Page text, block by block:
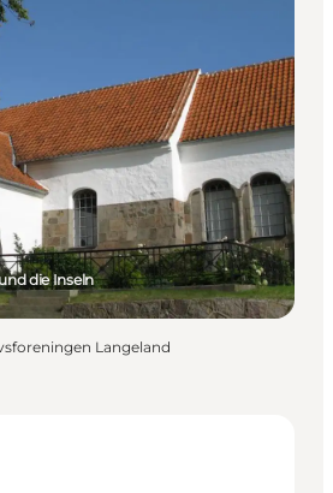
die Inseln
Langeland